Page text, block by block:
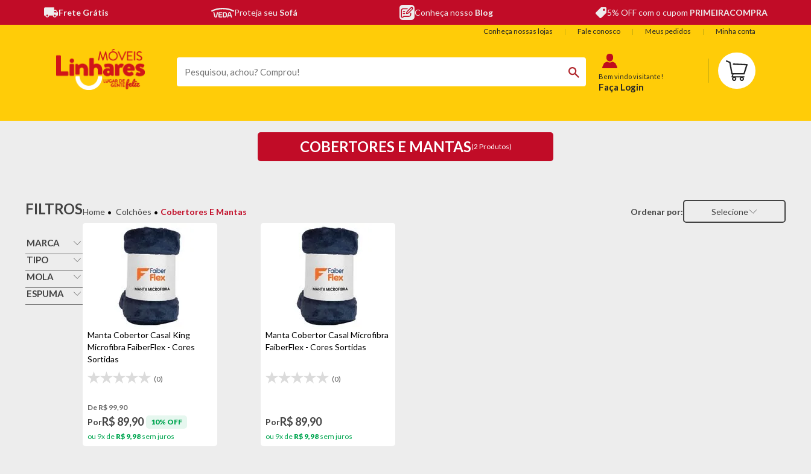
Frete Grátis Proteja seu Sofá Conheça nosso Blog 5% OFF com o cupom PRIMEIRACOMPRA
Conheça nossas lojas Fale conosco Meus pedidos Minha conta
Bem vindo visitante!
Faça Login
COBERTORES E MANTAS(2 Produtos)
FILTROS
MARCA
Faiberflex
TIPO
Manta
MOLA
Não
ESPUMA
Colchões Cobertores E Mantas Ordenar por: Selecione
Manta Cobertor Casal King
Microfibra FaiberFlex - Cores
Sortidas
(0)
De R$ 99,90
PorR$ 89,90
10% OFF
ou 9x de R$ 9,98 sem juros
Manta Cobertor Casal Microfibra
FaiberFlex - Cores Sortidas
(0)
PorR$ 89,90
ou 9x de R$ 9,98 sem juros